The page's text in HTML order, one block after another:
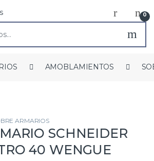
0
AMOBLAMIENTOS
ARMARIOS
SCHNEIDER
40 WENGUE